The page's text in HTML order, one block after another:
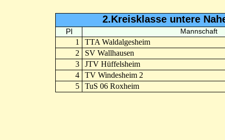
2.Kreisklasse untere
Pl Mannschaft
1
TTA Waldalgesheim
2
SV Wallhausen
3
JTV Hüffelsheim
4
TV Windesheim 2
5
TuS 06 Roxheim